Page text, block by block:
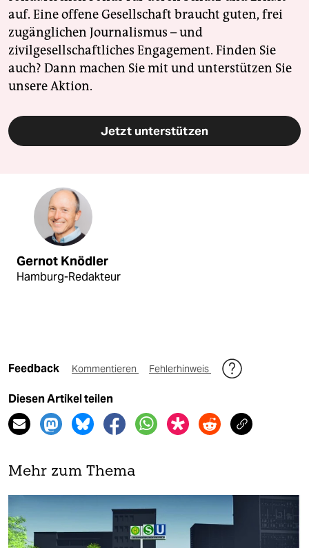
auf. Eine offene Gesellschaft braucht guten, frei
zugänglichen Journalismus – und
zivilgesellschaftliches Engagement. Finden Sie
auch? Dann machen Sie mit und unterstützen Sie
unsere Aktion.
Jetzt unterstützen
Gernot Knödler
Hamburg-Redakteur
Feedback Kommentieren Fehlerhinweis
Diesen Artikel teilen
Mehr zum Thema